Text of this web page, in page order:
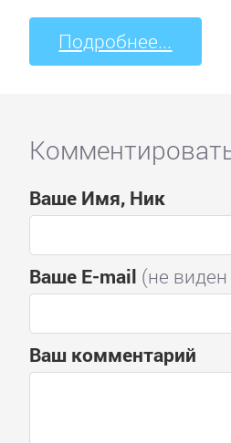
Подробнее...
Ваше Имя, Ник
Ваше E-mail (не
Ваш комментарий